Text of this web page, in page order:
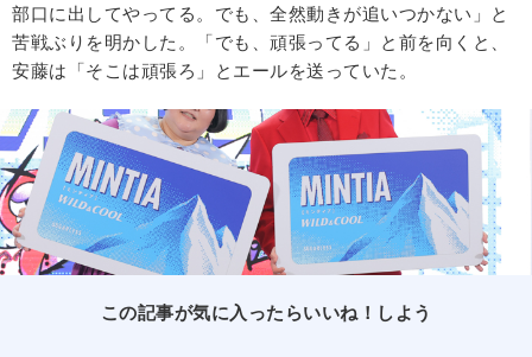
部口に出してやってる。でも、全然動きが追いつかない」と
苦戦ぶりを明かした。「でも、頑張ってる」と前を向くと、
安藤は「そこは頑張ろ」とエールを送っていた。
この記事が気に入ったらいいね！しよう